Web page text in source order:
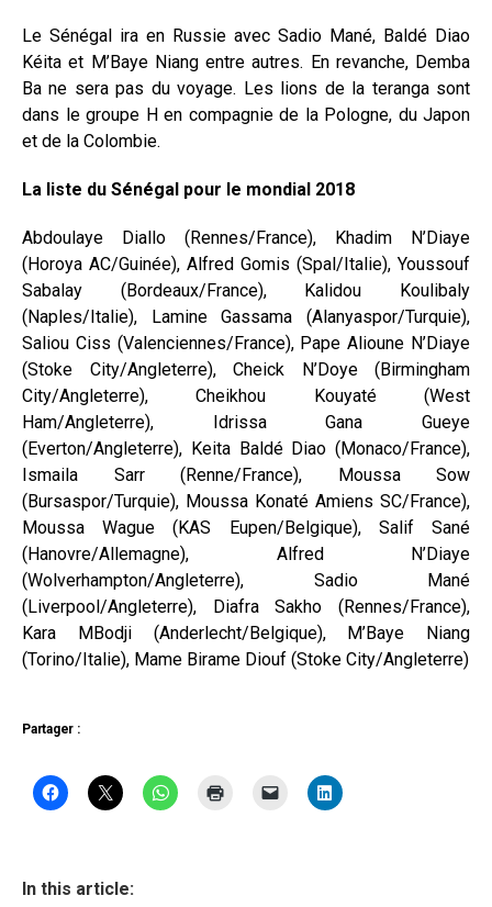
Le Sénégal ira en Russie avec Sadio Mané, Baldé Diao
Kéita et M’Baye Niang entre autres. En revanche, Demba
Ba ne sera pas du voyage. Les lions de la teranga sont
dans le groupe H en compagnie de la Pologne, du Japon
et de la Colombie.
La liste du Sénégal pour le mondial 2018
Abdoulaye Diallo (Rennes/France), Khadim N’Diaye
(Horoya AC/Guinée), Alfred Gomis (Spal/Italie), Youssouf
Sabalay (Bordeaux/France), Kalidou Koulibaly
(Naples/Italie), Lamine Gassama (Alanyaspor/Turquie),
Saliou Ciss (Valenciennes/France), Pape Alioune N’Diaye
(Stoke City/Angleterre), Cheick N’Doye (Birmingham
City/Angleterre), Cheikhou Kouyaté (West
Ham/Angleterre), Idrissa Gana Gueye
(Everton/Angleterre), Keita Baldé Diao (Monaco/France),
Ismaila Sarr (Renne/France), Moussa Sow
(Bursaspor/Turquie), Moussa Konaté Amiens SC/France),
Moussa Wague (KAS Eupen/Belgique), Salif Sané
(Hanovre/Allemagne), Alfred N’Diaye
(Wolverhampton/Angleterre), Sadio Mané
(Liverpool/Angleterre), Diafra Sakho (Rennes/France),
Kara MBodji (Anderlecht/Belgique), M’Baye Niang
(Torino/Italie), Mame Birame Diouf (Stoke City/Angleterre)
Partager :
In this article: